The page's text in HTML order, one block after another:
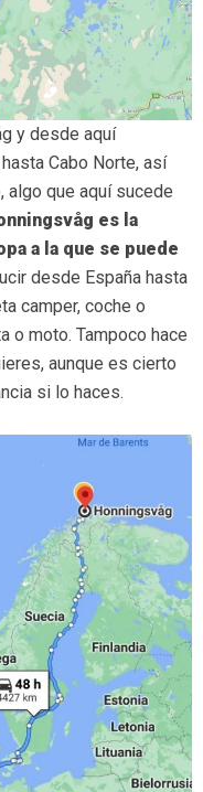
y desde aquí
Cabo Norte, así
que aquí sucede
es la
a la que se puede
desde España hasta
camper, coche o
o moto. Tampoco hace
aunque es cierto
si lo haces.